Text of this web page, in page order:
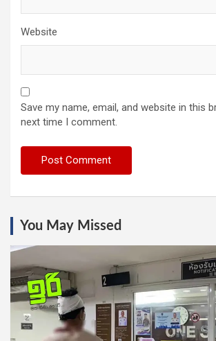
Website
Save my name, email, and website in this
next time I comment.
You May Missed